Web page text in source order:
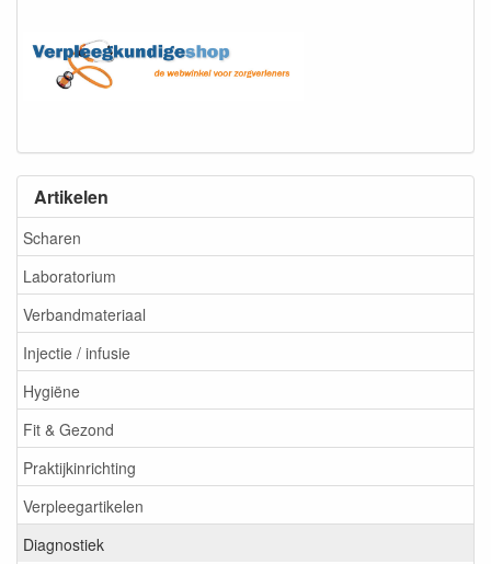
Artikelen
Scharen
Laboratorium
Verbandmateriaal
Injectie / infusie
Hygiëne
Fit & Gezond
Praktijkinrichting
Verpleegartikelen
Diagnostiek